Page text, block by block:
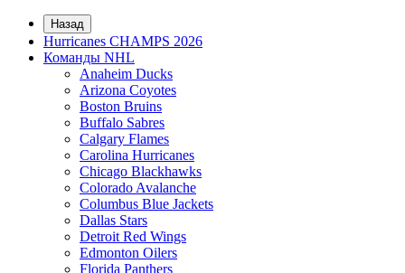
Назад
Hurricanes CHAMPS 2026
Команды NHL
Anaheim Ducks
Arizona Coyotes
Boston Bruins
Buffalo Sabres
Calgary Flames
Carolina Hurricanes
Chicago Blackhawks
Colorado Avalanche
Columbus Blue Jackets
Dallas Stars
Detroit Red Wings
Edmonton Oilers
Florida Panthers